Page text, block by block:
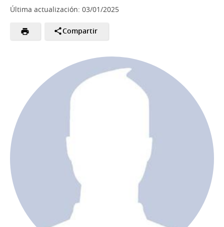
Última actualización: 03/01/2025
Compartir